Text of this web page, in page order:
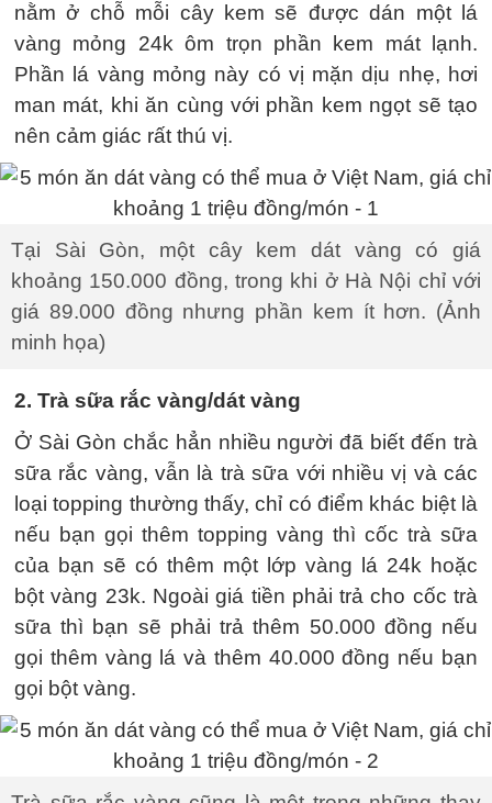
nằm ở chỗ mỗi cây kem sẽ được dán một lá
vàng mỏng 24k ôm trọn phần kem mát lạnh.
Phần lá vàng mỏng này có vị mặn dịu nhẹ, hơi
man mát, khi ăn cùng với phần kem ngọt sẽ tạo
nên cảm giác rất thú vị.
Tại Sài Gòn, một cây kem dát vàng có giá
khoảng 150.000 đồng, trong khi ở Hà Nội chỉ với
giá 89.000 đồng nhưng phần kem ít hơn. (Ảnh
minh họa)
2. Trà sữa rắc vàng/dát vàng
Ở Sài Gòn chắc hẳn nhiều người đã biết đến trà
sữa rắc vàng, vẫn là trà sữa với nhiều vị và các
loại topping thường thấy, chỉ có điểm khác biệt là
nếu bạn gọi thêm topping vàng thì cốc trà sữa
của bạn sẽ có thêm một lớp vàng lá 24k hoặc
bột vàng 23k. Ngoài giá tiền phải trả cho cốc trà
sữa thì bạn sẽ phải trả thêm 50.000 đồng nếu
gọi thêm vàng lá và thêm 40.000 đồng nếu bạn
gọi bột vàng.